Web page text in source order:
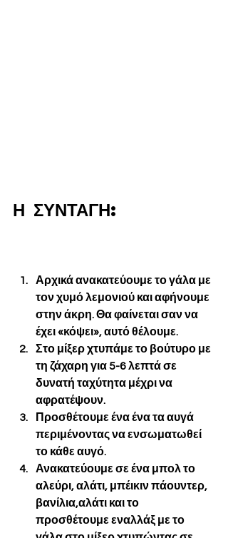
Η ΣΥΝΤΑΓΗ:
Αρχικά ανακατεύουμε το γάλα με
τον χυμό λεμονιού και αφήνουμε
στην άκρη. Θα φαίνεται σαν να
έχει «κόψει», αυτό θέλουμε.
Στο μίξερ χτυπάμε το βούτυρο με
τη ζάχαρη για 5-6 λεπτά σε
δυνατή ταχύτητα μέχρι να
αφρατέψουν.
Προσθέτουμε ένα ένα τα αυγά
περιμένοντας να ενσωματωθεί
το κάθε αυγό.
Ανακατεύουμε σε ένα μπολ το
αλεύρι, αλάτι, μπέικιν πάουντερ,
βανίλια,αλάτι και το
προσθέτουμε εναλλάξ με το